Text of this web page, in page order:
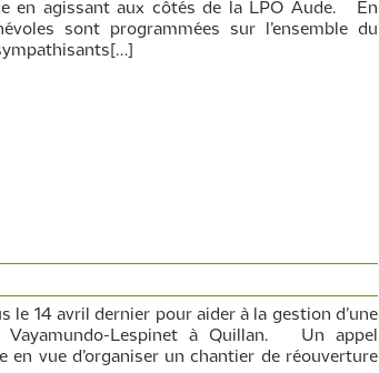
en agissant aux côtés de la LPO Aude. En
sont programmées sur l’ensemble du
le 14 avril dernier pour aider à la gestion d’une
Lespinet à Quillan. Un appel
en vue d’organiser un chantier de réouverture